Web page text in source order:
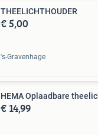
THEELICHTHOUDER
€ 5,00
's-Gravenhage
HEMA Oplaadbare
€ 14,99